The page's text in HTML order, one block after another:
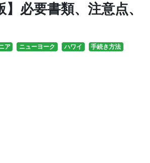
必要書類、注意点、
ア ニューヨーク ハワイ
手続き方法